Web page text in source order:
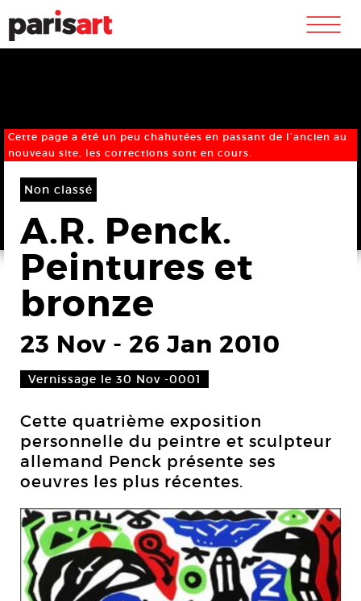
m
Cette page a été un peu chahutées en passant de l’ancien au
nouveau site, les corrections sont en cours.
Non classé
A.R. Penck.
Peintures et
bronze
23 Nov - 26 Jan 2010
Vernissage le 30 Nov -0001
Cette quatrième exposition
personnelle du peintre et sculpteur
allemand Penck présente ses
oeuvres les plus récentes.